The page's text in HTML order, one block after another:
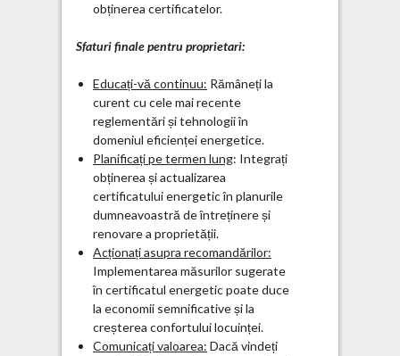
obținerea certificatelor.
Sfaturi finale pentru proprietari:
Educați-vă continuu: Rămâneți la
curent cu cele mai recente
reglementări și tehnologii în
domeniul eficienței energetice.
Planificați pe termen lung: Integrați
obținerea și actualizarea
certificatului energetic în planurile
dumneavoastră de întreținere și
renovare a proprietății.
Acționați asupra recomandărilor:
Implementarea măsurilor sugerate
în certificatul energetic poate duce
la economii semnificative și la
creșterea confortului locuinței.
Comunicați valoarea: Dacă vindeți